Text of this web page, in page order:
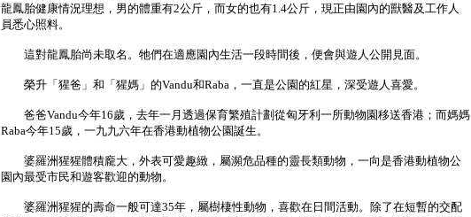
龍鳳胎健康情況理想，男的體重有2公斤，而女的也有1.4公斤，現正由園內的獸醫及工作人
員悉心照料。
這對龍鳳胎尚未取名。牠們在適應園內生活一段時間後，便會與遊人公開見面。
榮升「猩爸」和「猩媽」的Vandu和Raba，一直是公園的紅星，深受遊人喜愛。
爸爸Vandu今年16歲，去年一月透過保育繁殖計劃從匈牙利一所動物園移送香港；而媽媽
Raba今年15歲，一九九六年在香港動植物公園誕生。
婆羅洲猩猩體積龐大，外表可愛趣緻，屬瀕危品種的靈長類動物，一向是香港動植物公
園內最受市民和遊客歡迎的動物。
婆羅洲猩猩的壽命一般可達35年，屬樹棲性動物，喜歡在日間活動。除了在短暫的交配